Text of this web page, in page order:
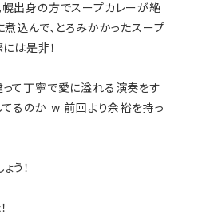
幌出身の方でスープカレーが絶
込んで、とろみかかったスープ
は是非！
って丁寧で愛に溢れる演奏をす
るのか w 前回より余裕を持っ
う！